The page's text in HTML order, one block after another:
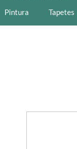
Pintura Tapetes